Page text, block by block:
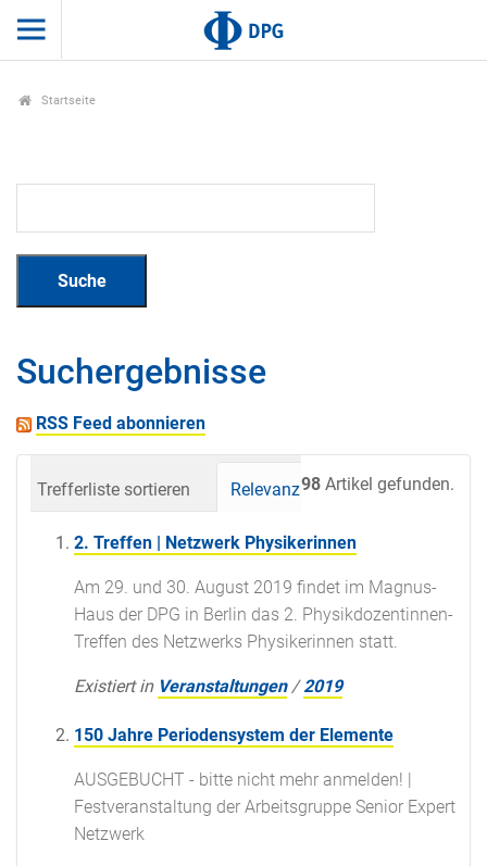
Startseite
Suchergebnisse
RSS Feed abonnieren
98 Artikel gefunden.
Trefferliste sortieren Relevanz Datum
2. Treffen | Netzwerk Physikerinnen
Am 29. und 30. August 2019 findet im Magnus-
Haus der DPG in Berlin das 2. Physikdozentinnen-
Treffen des Netzwerks Physikerinnen statt.
Existiert in Veranstaltungen /2019
150 Jahre Periodensystem der Elemente
AUSGEBUCHT - bitte nicht mehr anmelden! |
Festveranstaltung der Arbeitsgruppe Senior Expert
Netzwerk